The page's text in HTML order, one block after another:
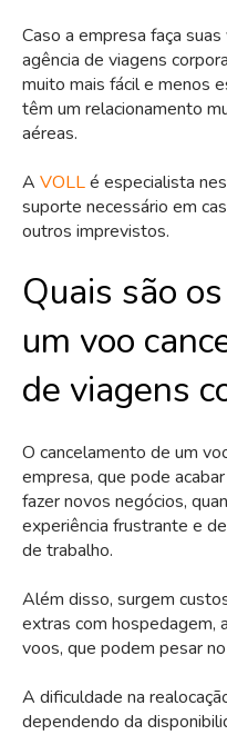
Caso a empresa faça
agência de viagens
muito mais fácil e menos
têm um relacionamento
aéreas.
A VOLLé especialista
suporte necessário em
outros imprevistos.
Quais são
um voo
de viagens
O cancelamento de um
empresa, que pode
fazer novos negócios,
experiência frustrante e
de trabalho.
Além disso, surgem
extras com hospedagem,
voos, que podem pesar
A dificuldade na
dependendo da